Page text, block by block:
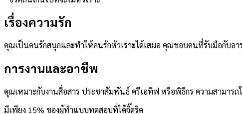
เรื่องความรัก
คุณเป็นคนรักสนุกและทำให้คนรักหัวเราะได้เสมอ คุณชอบคนที่รับมือกับอ
การงานและอาชีพ
คุณเหมาะกับงานสื่อสาร ประชาสัมพันธ์ ครีเอทีฟ หรือพิธีกร ความสามาร
มีเพียง 15% ของผู้ทำแบบทดสอบที่ได้จิ๊ดริด